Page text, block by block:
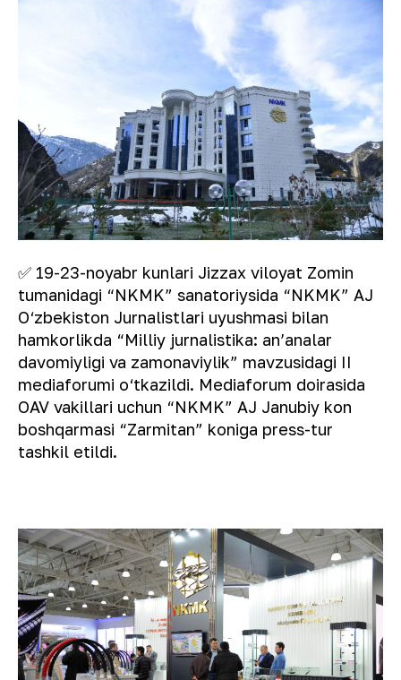
✅ 19-23-noyabr kunlari Jizzax viloyat Zomin
tumanidagi “NKMK” sanatoriysida “NKMK” AJ
O‘zbekiston Jurnalistlari uyushmasi bilan
hamkorlikda “Milliy jurnalistika: anʼanalar
davomiyligi va zamonaviylik” mavzusidagi II
mediaforumi o‘tkazildi. Mediaforum doirasida
OAV vakillari uchun “NKMK” AJ Janubiy kon
boshqarmasi “Zarmitan” koniga press-tur
tashkil etildi.